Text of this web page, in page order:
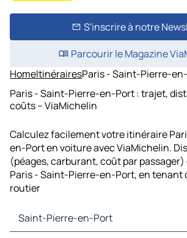
S'inscrire à notre
Parcourir le Magazine
HomeItinérairesParis - Saint-Pierre-
Paris - Saint-Pierre-en-Port : trajet,
coûts – ViaMichelin
Calculez facilement votre itinéraire
en-Port en voiture avec ViaMichelin.
(péages, carburant, coût par
Paris - Saint-Pierre-en-Port, en tenant
routier
Saint-Pierre-en-Port